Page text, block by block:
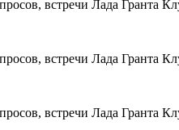
встречи Лада Гранта
встречи Лада Гранта
встречи Лада Гранта